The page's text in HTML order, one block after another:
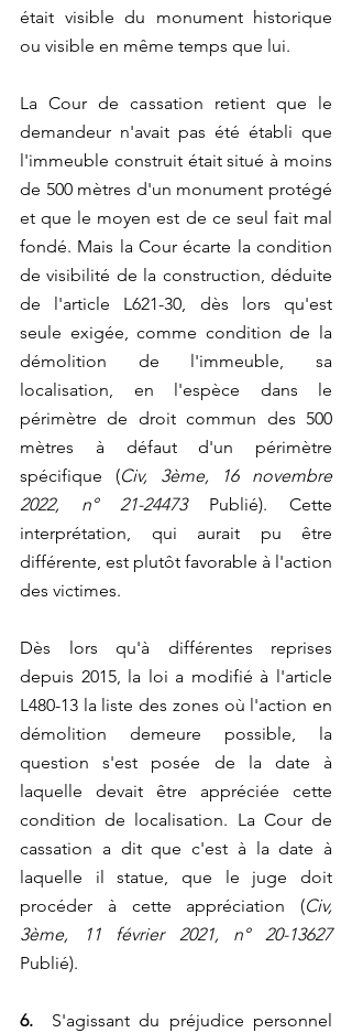
était visible du monument historique
ou visible en même temps que lui.
La Cour de cassation retient que le
demandeur n'avait pas été établi que
l'immeuble construit était situé à moins
de 500 mètres d'un monument protégé
et que le moyen est de ce seul fait mal
fondé. Mais la Cour écarte la condition
de visibilité de la construction, déduite
de l'article L621-30, dès lors qu'est
seule exigée, comme condition de la
démolition de l'immeuble, sa
localisation, en l'espèce dans le
périmètre de droit commun des 500
mètres à défaut d'un périmètre
spécifique (Civ, 3ème, 16 novembre
2022, n° 21-24473 Publié). Cette
interprétation, qui aurait pu être
différente, est plutôt favorable à l'action
des victimes.
Dès lors qu'à différentes reprises
depuis 2015, la loi a modifié à l'article
L480-13 la liste des zones où l'action en
démolition demeure possible, la
question s'est posée de la date à
laquelle devait être appréciée cette
condition de localisation. La Cour de
cassation a dit que c'est à la date à
laquelle il statue, que le juge doit
procéder à cette appréciation (Civ,
3ème, 11 février 2021, n° 20-13627
Publié).
6.
  S'agissant du préjudice personnel